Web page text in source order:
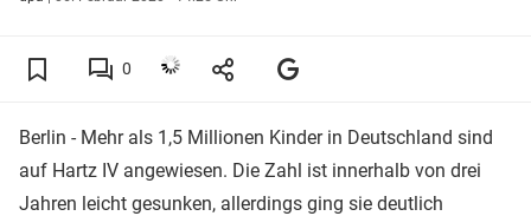
0
Berlin - Mehr als 1,5 Millionen Kinder in Deutschland sind
auf Hartz IV angewiesen. Die Zahl ist innerhalb von drei
Jahren leicht gesunken, allerdings ging sie deutlich